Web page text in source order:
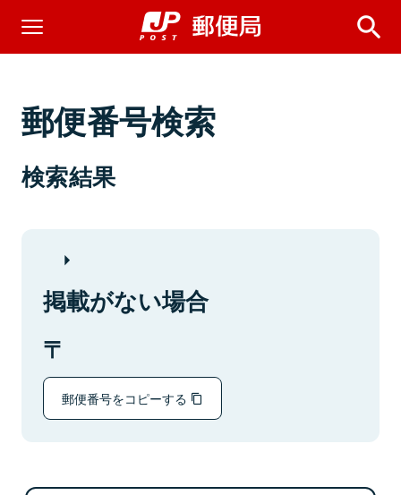
郵便番号検索
検索結果
掲載がない場合
郵便番号をコピーする